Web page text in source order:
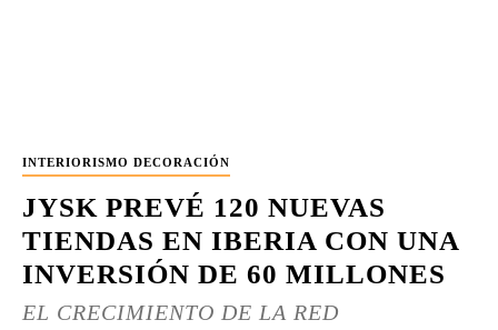
INTERIORISMO DECORACIÓN
JYSK PREVÉ 120 NUEVAS
TIENDAS EN IBERIA CON UNA
INVERSIÓN DE 60 MILLONES
EL CRECIMIENTO DE LA RED